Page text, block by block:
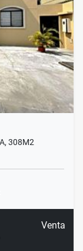
308M2
Venta